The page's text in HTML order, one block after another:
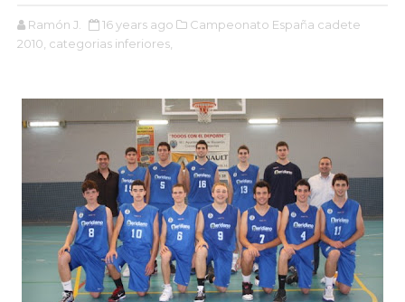
Ramón J. 16 years ago
Campeonato España cadete
2010, categorias inferiores,